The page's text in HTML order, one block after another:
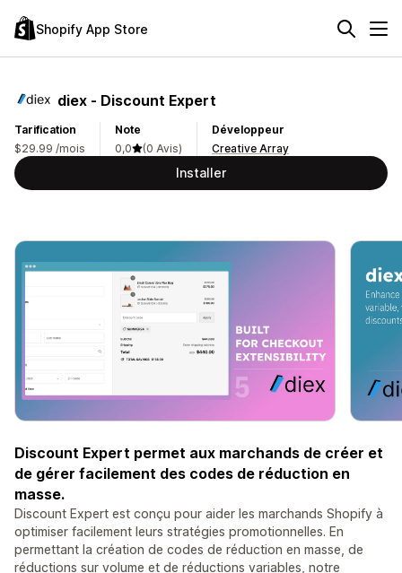
Shopify App Store
diex ‑ Discount Expert
Tarification
$29.99 /mois
Note
0,0
(0 Avis)
Développeur
Creative Array
Installer
Discount Expert permet aux marchands de créer et
de gérer facilement des codes de réduction en
masse.
Discount Expert est conçu pour aider les marchands Shopify à
optimiser facilement leurs stratégies promotionnelles. En
permettant la création de codes de réduction en masse, de
réductions sur volume et de réductions variables, notre